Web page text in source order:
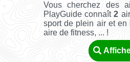
Vous cherchez des
PlayGuide connaît2
sport de plein air et en
aire de fitness, ... !